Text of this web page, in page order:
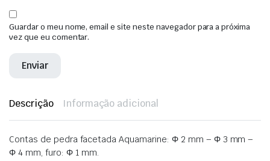
Guardar o meu nome, email e site neste navegador para a próxima
vez que eu comentar.
Descrição Informação adicional
Contas de pedra facetada Aquamarine: Φ 2 mm – Φ 3 mm –
Φ 4 mm, furo: Φ 1 mm.